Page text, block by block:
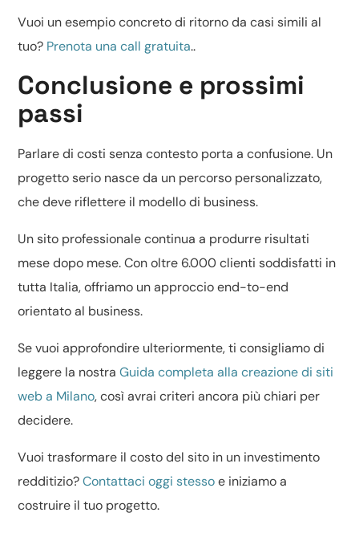
Vuoi un esempio concreto di ritorno da casi simili al
tuo? Prenota una call gratuita..
Conclusione e prossimi
passi
Parlare di costi senza contesto porta a confusione. Un
progetto serio nasce da un percorso personalizzato,
che deve riflettere il modello di business.
Un sito professionale continua a produrre risultati
mese dopo mese. Con oltre 6.000 clienti soddisfatti in
tutta Italia, offriamo un approccio end-to-end
orientato al business.
Se vuoi approfondire ulteriormente, ti consigliamo di
leggere la nostraGuida completa alla creazione di siti
web a Milano, così avrai criteri ancora più chiari per
decidere.
Vuoi trasformare il costo del sito in un investimento
redditizio?Contattaci oggi stessoe iniziamo a
costruire il tuo progetto.